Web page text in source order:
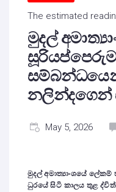
The estimated
මුදල්
May 5, 2026
මුදල් අමාත්‍යාංශයේ
ධුරයේ සිටි කාලය තුළ